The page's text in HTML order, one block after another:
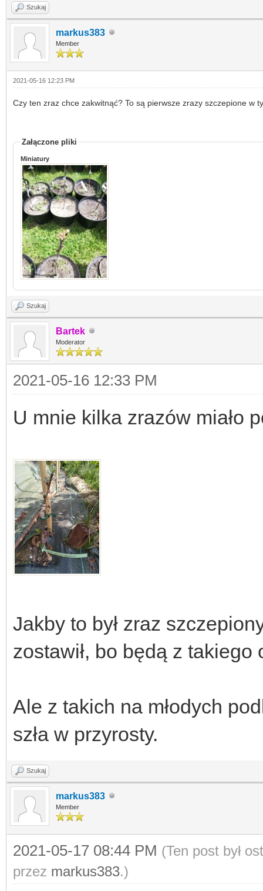
Szukaj
markus383
Member
2021-05-16 12:23 PM
Czy ten zraz chce zakwitnąć? To są pierwsze zrazy szczepione w
Załączone pliki
Miniatury
Szukaj
Bartek
Moderator
2021-05-16 12:33 PM
U mnie kilka zrazów miało
Jakby to był zraz
zostawił, bo będą z takiego
Ale z takich na młodych
szła w przyrosty.
Szukaj
markus383
Member
2021-05-17 08:44 PM (Ten post był
przez markus383.)